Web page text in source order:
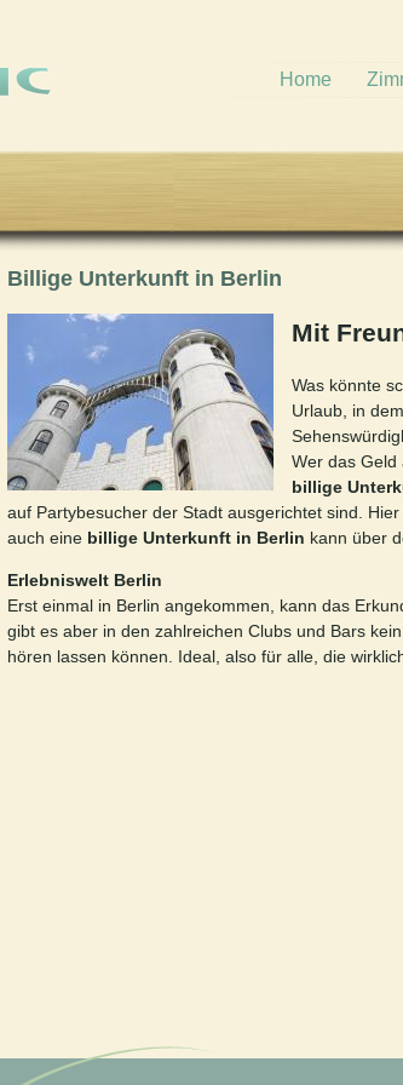
Home
Billige Unterkunft in Berlin
Mit
Was könnte
Urlaub, in
Wer das Geld
billige
auf Partybesucher der Stadt ausgerichtet sind.
auch eine billige Unterkunft in Berlin kann über
Erlebniswelt Berlin
Erst einmal in Berlin angekommen, kann das
gibt es aber in den zahlreichen Clubs und Bars
hören lassen können. Ideal, also für alle, die